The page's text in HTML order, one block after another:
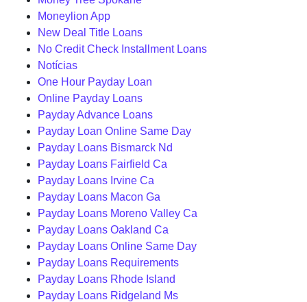
Moneylion App
New Deal Title Loans
No Credit Check Installment Loans
Notícias
One Hour Payday Loan
Online Payday Loans
Payday Advance Loans
Payday Loan Online Same Day
Payday Loans Bismarck Nd
Payday Loans Fairfield Ca
Payday Loans Irvine Ca
Payday Loans Macon Ga
Payday Loans Moreno Valley Ca
Payday Loans Oakland Ca
Payday Loans Online Same Day
Payday Loans Requirements
Payday Loans Rhode Island
Payday Loans Ridgeland Ms